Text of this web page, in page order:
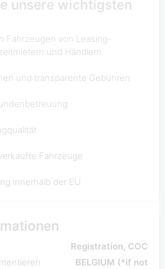
unsere wichtigsten
Fahrzeugen von Leasing-
und Händlern
und transparente Gebühren
Fahrzeuge
innerhalb der EU
Registration, COC
BELGIUM (*if not